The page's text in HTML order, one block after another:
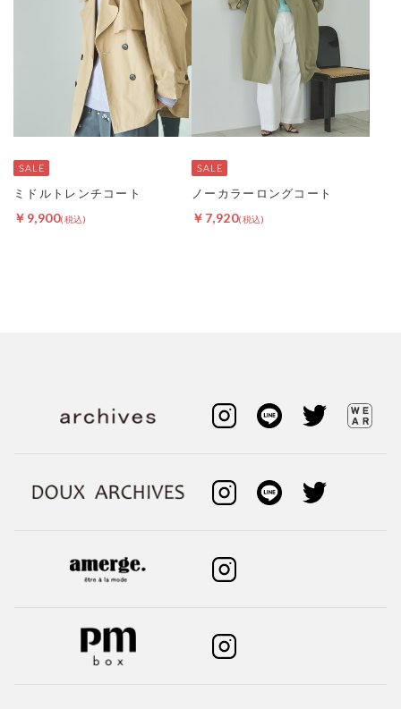
ミドルトレンチコート
￥9,900
ノーカラーロングコート
￥7,920